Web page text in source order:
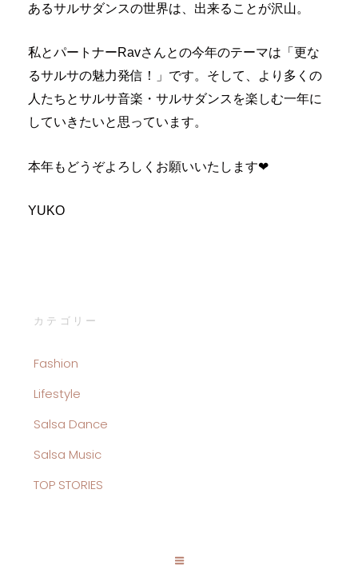
あるサルサダンスの世界は、出来ることが沢山。
私とパートナーRavさんとの今年のテーマは「更な
るサルサの魅力発信！」です。そして、より多くの
人たちとサルサ音楽・サルサダンスを楽しむ一年に
していきたいと思っています。
本年もどうぞよろしくお願いいたします❤︎
YUKO
カテゴリー
Fashion
Lifestyle
Salsa Dance
Salsa Music
TOP STORIES